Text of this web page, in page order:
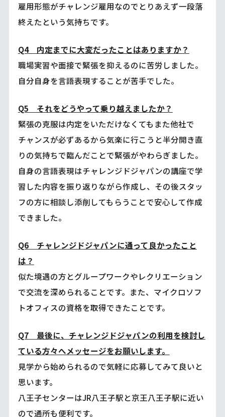
雇用形態がチャレンジ雇用なのでとりあえず一段落
終えたという気持ちです。
Q4 内定までに大変だったことはありますか？
職場実習や面接で緊張を抑えるのに苦労しました。
自分自身を言語表現することが苦手でした。
Q5 それをどうやって乗り越えましたか？
緊張の克服は内定をいただけなくてもまた他社で
チャンスが必ずあるから気楽に行こうと半分開き直
りの気持ちで臨んだことで緊張がやわらぎました。
自身の言語表現はチャレンジドジャパンの講座で学
習した内容を振り返りながら作成し、その後スタッ
フの方に相談し添削してもらうことで安心して作成
できました。
Q6 チャレンジドジャパンに通って良かったこと
は？
似た境遇の方とグループワークやレクリエーション
で交流を深められることです。また、マイクロソフ
トオフィスの資格を取得できたことです。
Q7 最後に、チャレンジドジャパンの利用を検討し
ている方々へメッセージをお願いします。
見学から始められるので気軽に応募してみて良いと
思います。
八王子センターはJR八王子駅と京王八王子駅に近い
ので通所も便利です。